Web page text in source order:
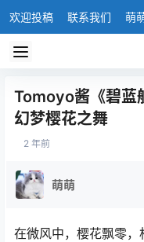
欢迎投稿 联系我们 萌
Tomoyo酱《碧蓝
幻梦樱花之舞
2 年前
萌萌
在微风中，樱花飘零